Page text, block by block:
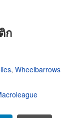
ก
, Wheelbarrows